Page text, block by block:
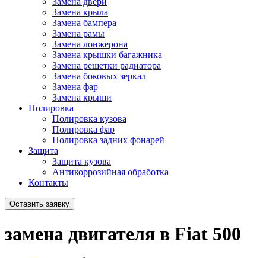
Замена крыла
Замена бампера
Замена рамы
Замена лонжерона
Замена крышки багажника
Замена решетки радиатора
Замена боковых зеркал
Замена фар
Замена крыши
Полировка
Полировка кузова
Полировка фар
Полировка задних фонарей
Защита
Защита кузова
Антикоррозийная обработка
Контакты
Оставить заявку
замена двигателя в Fiat 500